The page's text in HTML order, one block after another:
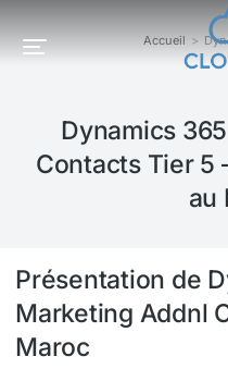
Vous êtes ici : Accueil
Dynamics
Contacts Tier 5
au
Présentation de
Marketing Addnl
Maroc